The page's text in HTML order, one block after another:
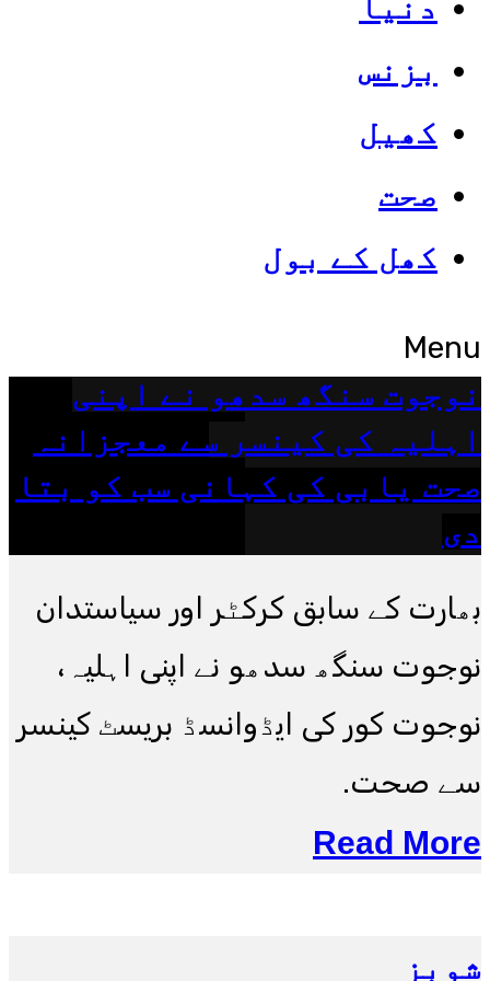
بزنس
کھیل
صحت
کھل کے بول
Menu
(اُردو ایکسپریس) روس کی جانب سے
کہا گیا ہے کہ اس نے کینسر کی
ویکسین تیار کرلی ہے جس نے.
Read More
نوجوت سنگھ سدھو نے اپنی
اہلیہ کی کینسر سے معجزانہ
صحت یابی کی کہانی سب کو بتا
دی
بھارت کے سابق کرکٹر اور سیاستدان
نوجوت سنگھ سدھو نے اپنی اہلیہ،
نوجوت کور کی ایڈوانسڈ بریسٹ کینسر
سے صحت.
Read More
شوبز